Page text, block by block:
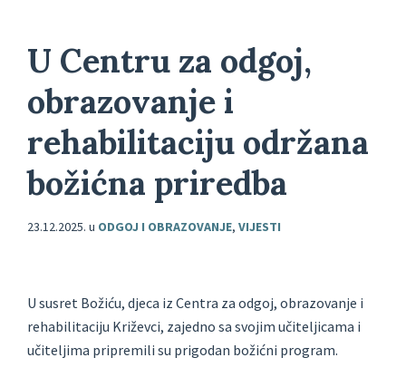
U Centru za odgoj,
obrazovanje i
rehabilitaciju održana
božićna priredba
23.12.2025. u ODGOJ I OBRAZOVANJE, VIJESTI
U susret Božiću, djeca iz Centra za odgoj, obrazovanje i
rehabilitaciju Križevci, zajedno sa svojim učiteljicama i
učiteljima pripremili su prigodan božićni program.